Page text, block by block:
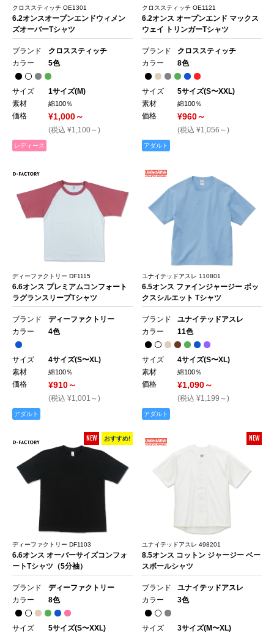
クロススティッチ OE1301
6.2オンスオープンエンドウィメン
ズオーバーTシャツ
ブランド
クロススティッチ
カラー
5色
サイズ
1サイズ(M)
素材
綿100％
価格 ¥1,000～
(税込 ¥1,100～)
レディース
クロススティッチ OE1121
6.2オンス オープンエンド マックス
ウェイ トリンガーTシャツ
ブランド
クロススティッチ
カラー
8色
サイズ
5サイズ(S〜XXL)
素材
綿100％
価格 ¥960～
(税込 ¥1,056～)
アダルト
ディーファクトリー DF1115
6.6オンス プレミアムコンフォート
ラグランスリーブTシャツ
ブランド
ディーファクトリー
カラー
4色
サイズ
4サイズ(S〜XL)
素材
綿100％
価格 ¥910～
(税込 ¥1,001～)
アダルト
ユナイテッドアスレ 110801
6.5オンス ファインジャージー ボッ
クスシルエット Tシャツ
ブランド
ユナイテッドアスレ
カラー
11色
サイズ
4サイズ(S〜XL)
素材
綿100％
価格 ¥1,090～
(税込 ¥1,199～)
アダルト
NEW おすすめ!
ディーファクトリー DF1103
6.6オンス オーバーサイズコンフォ
ートTシャツ（5分袖）
ブランド
ディーファクトリー
カラー
8色
サイズ
5サイズ(S〜XXL)
NEW
ユナイテッドアスレ 498201
8.5オンス コットン ジャージー ベー
スボールシャツ
ブランド
ユナイテッドアスレ
カラー
3色
サイズ
3サイズ(M〜XL)